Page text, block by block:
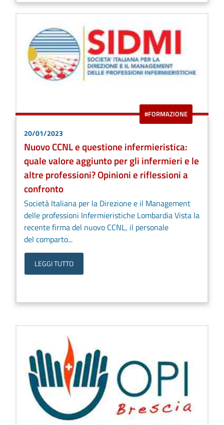
#FORMAZIONE
20/01/2023
Nuovo CCNL e questione infermieristica:
quale valore aggiunto per gli infermieri e le
altre professioni? Opinioni e riflessioni a
confronto
Società Italiana per la Direzione e il Management
delle professioni Infermieristiche Lombardia Vista la
recente firma del nuovo CCNL, il personale
del comparto...
LEGGI TUTTO